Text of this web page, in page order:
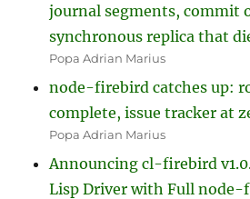
journal segments, commit
synchronous replica that
Popa Adrian Marius
node-firebird catches up:
complete, issue tracker at
Popa Adrian Marius
Announcing cl-firebird
Lisp Driver with Full node-